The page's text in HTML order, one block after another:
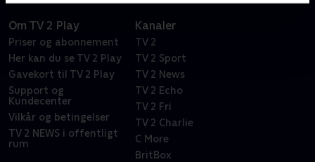
Om TV 2 Play
Priser og abonnement
Her kan du se TV 2 Play
Gavekort til TV 2 Play
Support og
Kundecenter
Vilkår og betingelser
TV 2 NEWS i offentligt
rum
Kanaler
TV 2
TV 2 Sport
TV 2 News
TV 2 Echo
TV 2 Fri
TV 2 Charlie
C More
BritBox